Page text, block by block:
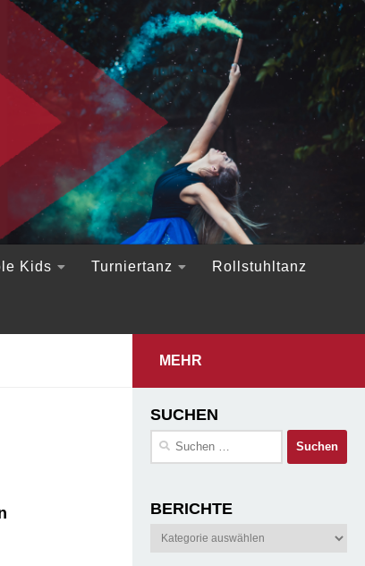
Kids Turniertanz Rollstuhltanz
MEHR
SUCHEN
Suchen
BERICHTE
Berichte